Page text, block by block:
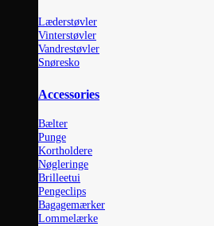
Læderstøvler
Vinterstøvler
Vandrestøvler
Snøresko
Accessories
Bælter
Punge
Kortholdere
Nøgleringe
Brilleetui
Pengeclips
Bagagemærker
Lommelærke